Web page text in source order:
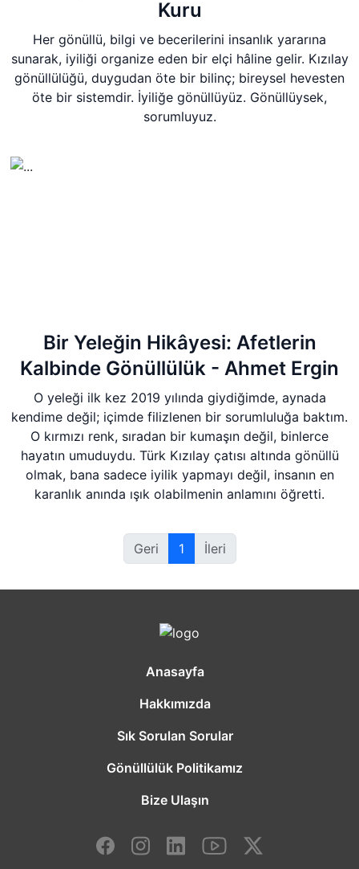
Kuru
Her gönüllü, bilgi ve becerilerini insanlık yararına
sunarak, iyiliği organize eden bir elçi hâline gelir. Kızılay
gönüllülüğü, duygudan öte bir bilinç; bireysel hevesten
öte bir sistemdir. İyiliğe gönüllüyüz. Gönüllüysek,
sorumluyuz.
Bir Yeleğin Hikâyesi: Afetlerin
Kalbinde Gönüllülük - Ahmet Ergin
O yeleği ilk kez 2019 yılında giydiğimde, aynada
kendime değil; içimde filizlenen bir sorumluluğa baktım.
O kırmızı renk, sıradan bir kumaşın değil, binlerce
hayatın umuduydu. Türk Kızılay çatısı altında gönüllü
olmak, bana sadece iyilik yapmayı değil, insanın en
karanlık anında ışık olabilmenin anlamını öğretti.
Geri 1 İleri
Anasayfa
Hakkımızda
Sık Sorulan Sorular
Gönüllülük Politikamız
Bize Ulaşın